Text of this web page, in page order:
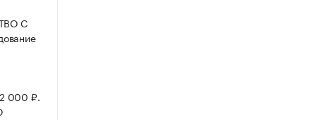
С
000 ₽.